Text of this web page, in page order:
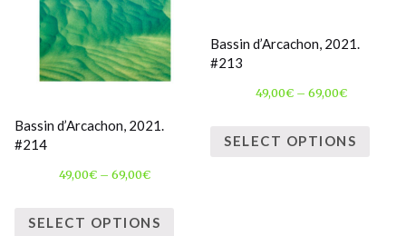
Bassin d’Arcachon, 2021.
#214
49,00€ –69,00€
SELECT OPTIONS
Bassin d’Arcachon, 2021.
#213
49,00€– 69,00€
SELECT OPTIONS